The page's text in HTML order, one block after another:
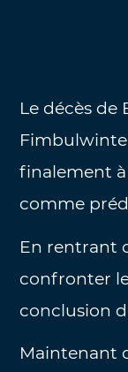
Le décès
finalement
comme
En rentrant
confronter
conclusion
Maintenant